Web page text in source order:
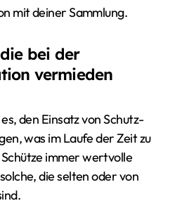
mit deiner Sammlung.
bei der
vermieden
den Einsatz von Schutz-
was im Laufe der Zeit zu
immer wertvolle
die selten oder von